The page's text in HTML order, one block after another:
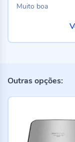
Muito boa
Outras opções: